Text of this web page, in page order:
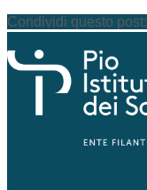
Condividi questo post: